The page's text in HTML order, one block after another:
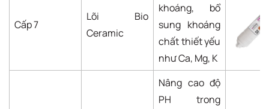
Cấp 7
Lõi Bio
Ceramic
khoáng, bổ
sung khoáng
chất thiết yếu
như Ca, Mg, K
Nâng cao độ
PH trong